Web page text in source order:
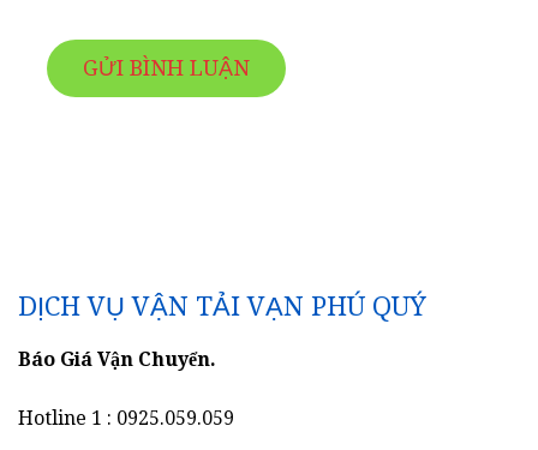
DỊCH VỤ VẬN TẢI VẠN PHÚ QUÝ
Báo Giá Vận Chuyển.
Hotline 1 : 0925.059.059